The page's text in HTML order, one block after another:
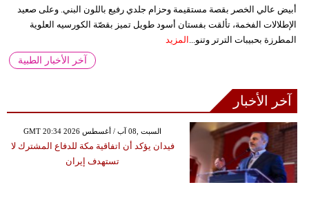
أبيض عالي الخصر بقصة مستقيمة وحزام جلدي رفيع باللون البني. وعلى صعيد
الإطلالات الفخمة، تألقت بفستان أسود طويل تميز بقصّة الكورسيه العلوية
المطرزة بحبيبات الترتر وتنو...
المزيد
آخر الأخبار الطبية
آخر الأخبار
GMT 20:34 2026 السبت ,08 آب / أغسطس
فيدان يؤكد أن اتفاقية مكة للدفاع المشترك لا
تستهدف إيران